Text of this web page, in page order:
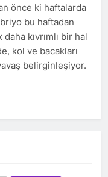
önce ki haftalarda
bu haftadan
kıvrımlı bir hal
kol ve bacakları
belirginleşiyor.